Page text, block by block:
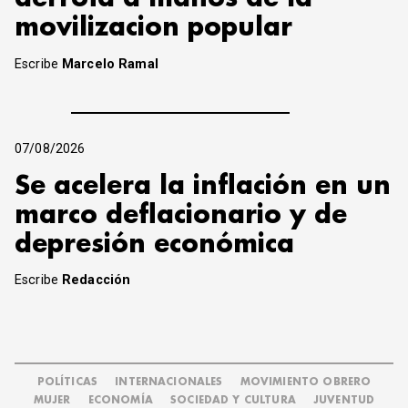
movilizacion popular
Escribe Marcelo Ramal
07/08/2026
Se acelera la inflación en un
marco deflacionario y de
depresión económica
Escribe Redacción
POLÍTICAS INTERNACIONALES
MOVIMIENTO OBRERO
MUJER
ECONOMÍA SOCIEDAD Y CULTURA JUVENTUD